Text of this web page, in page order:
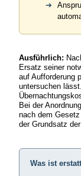
Ausführlich:
Ersatz seiner
auf Aufforderung
untersuchen
Bei der
nach dem
der Grundsatz
Was ist